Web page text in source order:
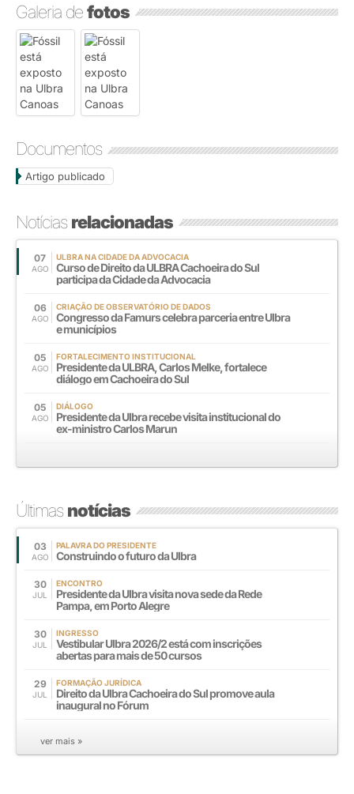
Galeria defotos
Documentos
Artigo publicado
Notíciasrelacionadas
07
AGO
ULBRA NA CIDADE DA ADVOCACIA
Curso de Direito da ULBRA Cachoeira do Sul
participa da Cidade da Advocacia
06
AGO
CRIAÇÃO DE OBSERVATÓRIO DE DADOS
Congresso da Famurs celebra parceria entre Ulbra
e municípios
05
AGO
FORTALECIMENTO INSTITUCIONAL
Presidente da ULBRA, Carlos Melke, fortalece
diálogo em Cachoeira do Sul
05
AGO
DIÁLOGO
Presidente da Ulbra recebe visita institucional do
ex-ministro Carlos Marun
Últimasnotícias
03
AGO
PALAVRA DO PRESIDENTE
Construindo o futuro da Ulbra
30
JUL
ENCONTRO
Presidente da Ulbra visita nova sede da Rede
Pampa, em Porto Alegre
30
JUL
INGRESSO
Vestibular Ulbra 2026/2 está com inscrições
abertas para mais de 50 cursos
29
JUL
FORMAÇÃO JURÍDICA
Direito da Ulbra Cachoeira do Sul promove aula
inaugural no Fórum
ver mais »